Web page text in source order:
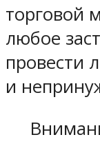
торговой
любое
провести
и